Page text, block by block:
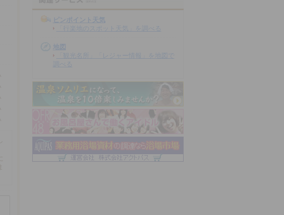
ピンポイント天気
「行楽地のスポット天気」を調べる
地図
「観光名所」「レジャー情報」を地図で
調べる